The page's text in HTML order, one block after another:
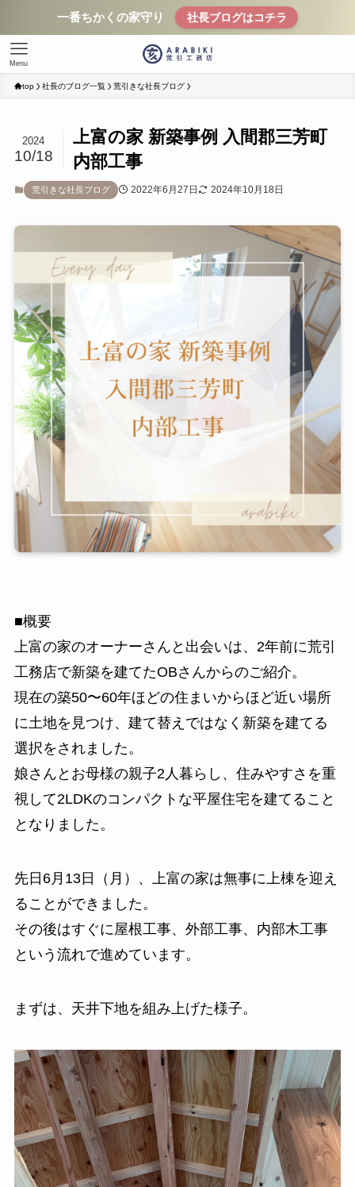
一番ちかくの家守り 社長ブログはコチラ
Menu
top 社長のブログ一覧 荒引きな社長ブログ
上富の家 新築事例 入間郡三芳町
内部工事
2024
10/18
荒引きな社長ブログ 2022年6月27日 2024年10月18日
■概要
上富の家のオーナーさんと出会いは、2年前に荒引
工務店で新築を建てたOBさんからのご紹介。
現在の築50〜60年ほどの住まいからほど近い場所
に土地を見つけ、建て替えではなく新築を建てる
選択をされました。
娘さんとお母様の親子2人暮らし、住みやすさを重
視して2LDKのコンパクトな平屋住宅を建てること
となりました。
先日6月13日（月）、上富の家は無事に上棟を迎え
ることができました。
その後はすぐに屋根工事、外部工事、内部木工事
という流れで進めています。
まずは、天井下地を組み上げた様子。